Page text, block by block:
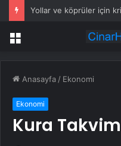
Menü
Anasayfa / Ekonomi
Ekonomi
Kura